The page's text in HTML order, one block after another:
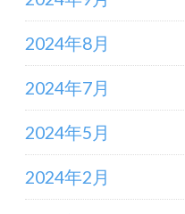
2024年8月
2024年7月
2024年5月
2024年2月